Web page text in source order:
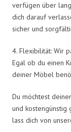
verfügen über
dich darauf
sicher und
4. Flexibilität: Wir
Egal ob du einen
deiner Möbel
Du möchtest
und kostengünstig
lass dich von